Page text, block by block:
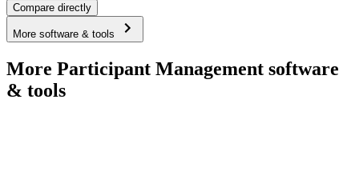
Compare directly
More software & tools
More Participant Management software
& tools